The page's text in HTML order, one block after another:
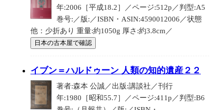
年:2006［平成18.2］／ページ:512p／判型:A5
巻号:／版:／ISBN・ASIN:4590012006／状態
他：少折あり 重量:約1050g 厚さ:約3.8cm／
日本の古本屋で確認
イブン＝ハルドゥーン 人類の知的遺産２２
著者:森本 公誠／出版:講談社／刊行
年:1980［昭和55.7］／ページ:411p／判型:B6